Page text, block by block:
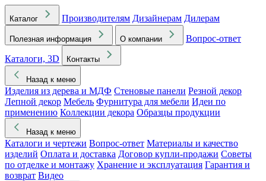
Каталог Производителям Дизайнерам Дилерам
Полезная информация О компании
Вопрос-ответ
Каталоги, 3D
Контакты
Назад к меню
Изделия из дерева и МДФ Стеновые панели Резной декор
Лепной декор Мебель Фурнитура для мебели Идеи по
применению Коллекции декора Образцы продукции
Назад к меню
Каталоги и чертежи Вопрос-ответ Материалы и качество
изделий Оплата и доставка Договор купли-продажи Советы
по отделке и монтажу Хранение и эксплуатация Гарантия и
возврат Видео